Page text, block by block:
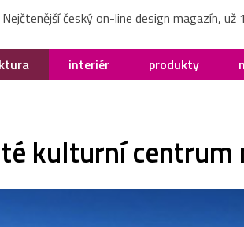
Nejčtenější český on-line design magazín, už
interiér produkty
kulturní centrum